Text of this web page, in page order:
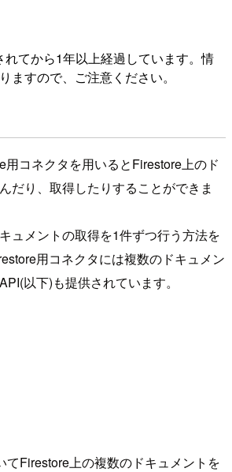
れてから1年以上経過しています。情
ますので、ご注意ください。
コネクタを用いるとFirestore上のド
だり、取得したりすることができま
ュメントの取得を1件ずつ行う方法を
用コネクタには複数のドキュメン
以下)も提供されています。
てFirestore上の複数のドキュメントを